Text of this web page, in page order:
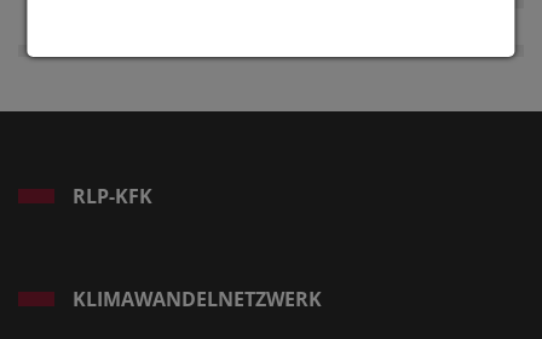
RLP-KFK
KLIMAWANDELNETZWERK